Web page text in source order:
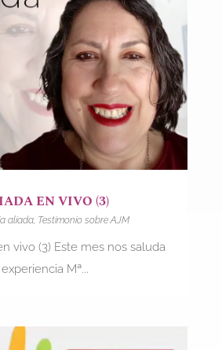
EN VIVO (3)
aliada, Testimonio sobre AJM
vivo (3) Este mes nos saluda
Mª...